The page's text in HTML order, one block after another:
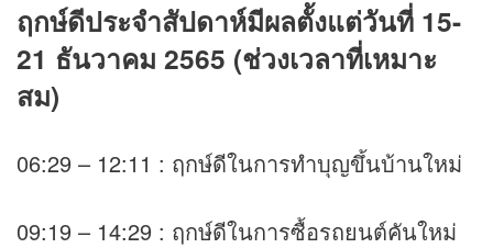
ฤกษ์ดีประจำสัปดาห์มีผลตั้งแต่วันที่ 15-
21 ธันวาคม 2565 (ช่วงเวลาที่เหมาะ
สม)
06:29 – 12:11 : ฤกษ์ดีในการทำบุญขึ้นบ้านใหม่
09:19 – 14:29 : ฤกษ์ดีในการซื้อรถยนต์คันใหม่